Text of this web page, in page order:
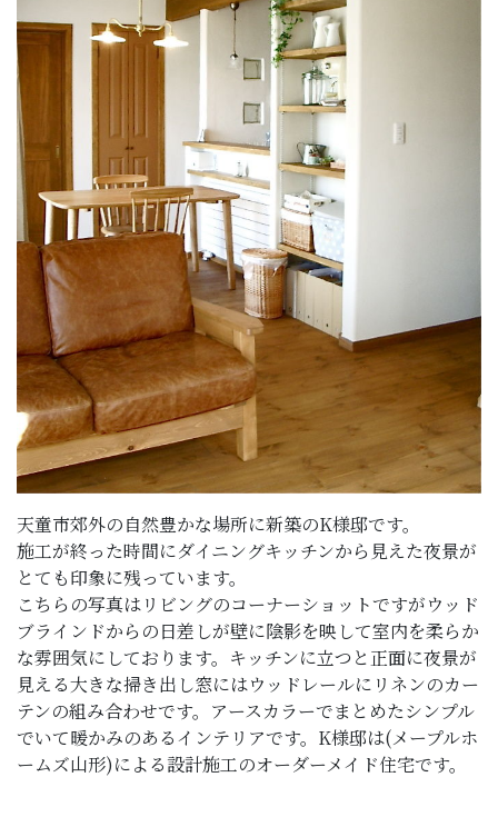
天童市郊外の自然豊かな場所に新築のK様邸です。
施工が終った時間にダイニングキッチンから見えた夜景が
とても印象に残っています。
こちらの写真はリビングのコーナーショットですがウッド
ブラインドからの日差しが壁に陰影を映して室内を柔らか
な雰囲気にしております。キッチンに立つと正面に夜景が
見える大きな掃き出し窓にはウッドレールにリネンのカー
テンの組み合わせです。アースカラーでまとめたシンプル
でいて暖かみのあるインテリアです。K様邸は(メープルホ
ームズ山形)による設計施工のオーダーメイド住宅です。